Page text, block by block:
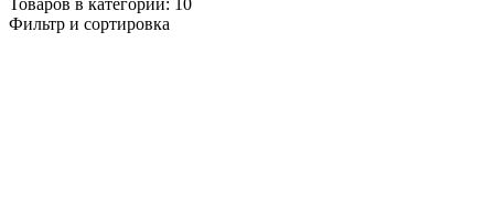
Товаров в категории: 10
Фильтр и сортировка